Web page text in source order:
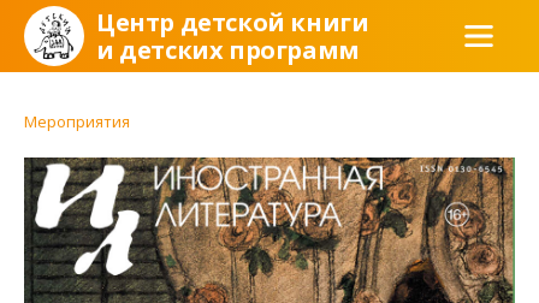
Центр детской книги
и детских программ
Мероприятия